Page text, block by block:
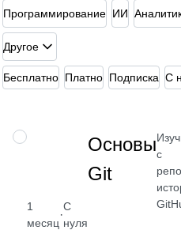
Программирование ИИ
Другое
Бесплатно Платно Подписка С
НАВЫК
1
месяц
·
С
нуля
Основы
Git
с